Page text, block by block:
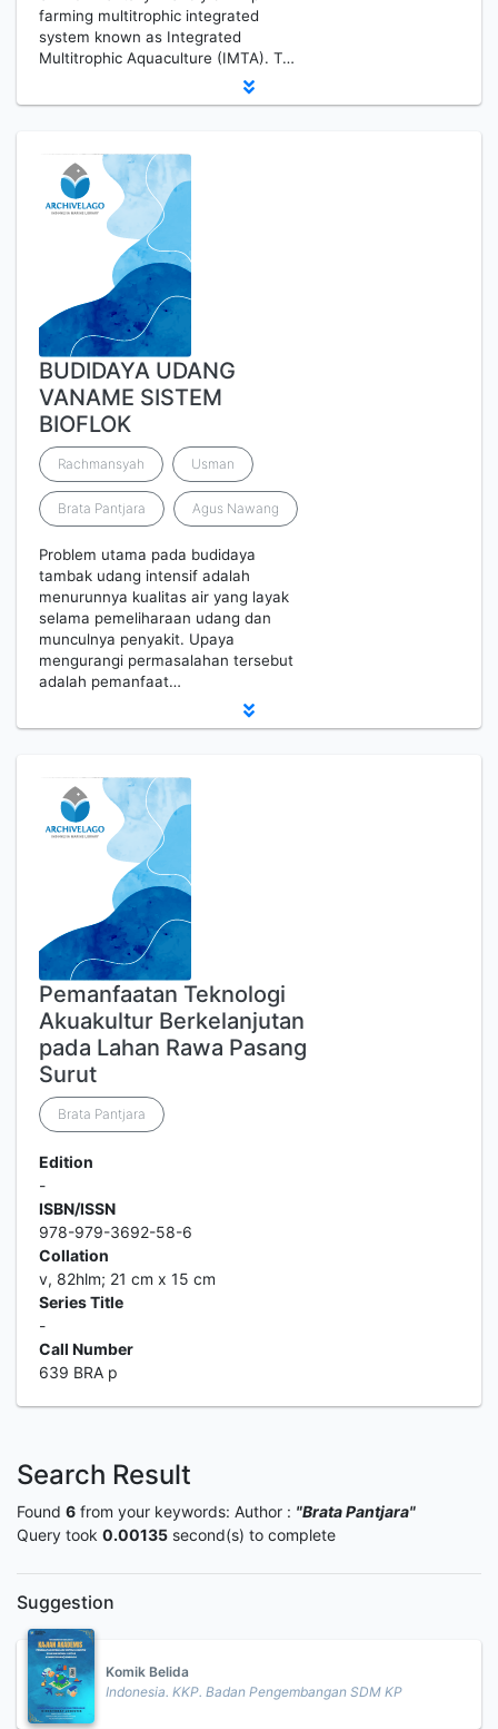
farming multitrophic integrated
system known as Integrated
Multitrophic Aquaculture (IMTA). T…
BUDIDAYA UDANG
VANAME SISTEM
BIOFLOK
Rachmansyah Usman
Brata Pantjara Agus Nawang
Problem utama pada budidaya
tambak udang intensif adalah
menurunnya kualitas air yang layak
selama pemeliharaan udang dan
munculnya penyakit. Upaya
mengurangi permasalahan tersebut
adalah pemanfaat…
Pemanfaatan Teknologi
Akuakultur Berkelanjutan
pada Lahan Rawa Pasang
Surut
Brata Pantjara
Edition
-
ISBN/ISSN
978-979-3692-58-6
Collation
v, 82hlm; 21 cm x 15 cm
Series Title
-
Call Number
639 BRA p
Search Result
Found 6 from your keywords: Author : "Brata Pantjara"
Query took 0.00135 second(s) to complete
Suggestion
Komik Belida
Indonesia. KKP. Badan Pengembangan SDM KP